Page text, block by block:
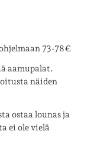
73-78€
aamupalat.
näiden
ostaa lounas ja
ei ole vielä